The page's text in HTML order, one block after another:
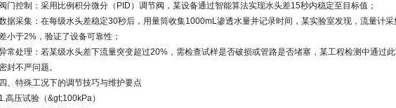
门控制：采用比例积分微分（PID）调节阀，某设备通过智能算法实现水头差15秒内稳定至目标值；
据采集：在每级水头差稳定30秒后，用量筒收集1000mL渗透水量并记录时间，某实验室发现，流量计
小于2%，验证了设备可靠性；
常处理：若某级水头差下流量突变超过20%，需检查试样是否破损或管路是否堵塞，某工程检测中通过
封不严问题。
、特殊工况下的调节技巧与维护要点
高压试验（&gt;100kPa）